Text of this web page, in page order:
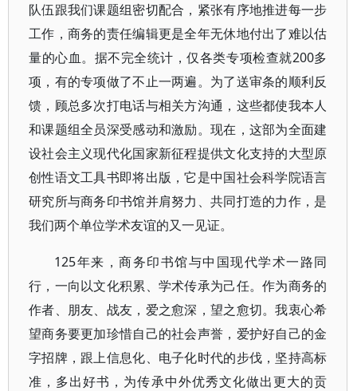
队伍跟我们课题组密切配合，紧张有序地推进每一步
工作，商务的责任编辑更是全年无休地付出了难以估
量的心血。据不完全统计，仅各类专项检查就200多
项，有的专项做了不止一两遍。为了送审条的顺利反
馈，顾总多次打电话与相关方沟通，这些都使我本人
和课题组全员深受感动和激励。现在，这部为全面建
设社会主义现代化国家新征程提供文化支持的大型原
创性语文工具书即将出版，它是中国社会科学院语言
研究所与商务印书馆并肩努力、共同打造的力作，是
我们两个单位学术友谊的又一见证。
125年来，商务印书馆与中国现代学术一路同
行，一向以文化积累、学术传承为己任。作为商务的
作者、朋友、战友，爱之愈深，望之愈切。我衷心希
望商务要更加珍惜自己的社会声誉，爱护好自己的金
字招牌，跟上信息化、电子化时代的步伐，坚持高标
准，多出好书，为传承中外优秀文化做出更大的贡